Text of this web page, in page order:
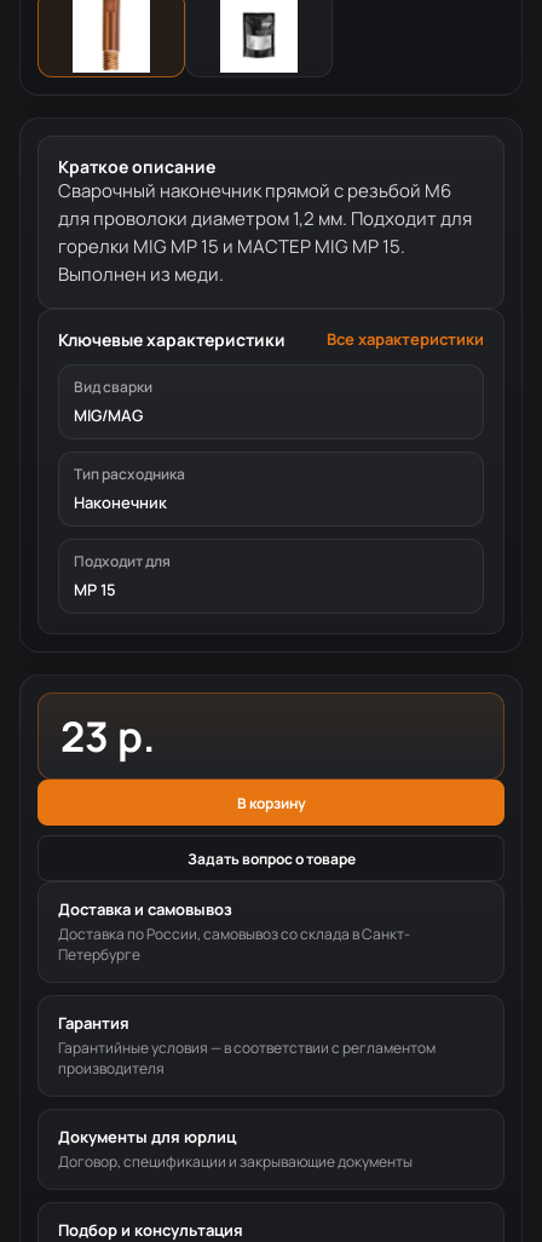
Краткое описание
Сварочный наконечник прямой с резьбой М6
для проволоки диаметром 1,2 мм. Подходит для
горелки MIG MP 15 и МАСТЕР MIG MP 15.
Выполнен из меди.
Ключевые характеристики Все характеристики
Вид сварки
MIG/MAG
Тип расходника
Наконечник
Подходит для
MP 15
23 р.
В корзину
Задать вопрос о товаре
Доставка и самовывоз
Доставка по России, самовывоз со склада в Санкт-
Петербурге
Гарантия
Гарантийные условия — в соответствии с регламентом
производителя
Документы для юрлиц
Договор, спецификации и закрывающие документы
Подбор и консультация